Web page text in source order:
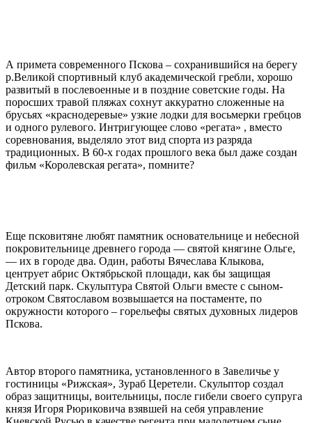
А примета современного Пскова – сохранившийся на берегу
р.Великой спортивный клуб академической гребли, хорошо
развитый в послевоенные и в поздние советские годы. На
поросших травой пляжах сохнут аккуратно сложенные на
брусьях «краснодеревые» узкие лодки для восьмерки гребцов
и одного рулевого. Интригующее слово «регата» , вместо
соревнования, выделяло этот вид спорта из разряда
традиционных. В 60-х годах прошлого века был даже создан
фильм «Королевская регата», помните?
Еще псковитяне любят памятник основательнице и небесной
покровительнице древнего города — святой княгине Ольге,
— их в городе два. Один, работы Вячеслава Клыкова,
центрует абрис Октябрьской площади, как бы защищая
Детский парк. Скульптура Святой Ольги вместе с сыном-
отроком Святославом возвышается на постаменте, по
окружности которого – горельефы святых духовных лидеров
Пскова.
Автор второго памятника, установленного в Завеличье у
гостиницы «Рижская», Зураб Церетели. Скульптор создал
образ защитницы, воительницы, после гибели своего супруга
князя Игоря Рюриковича взявшей на себя управление